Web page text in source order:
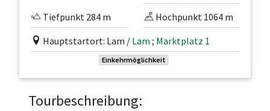
Tiefpunkt 284 m
Hochpunkt 1064 m
Hauptstartort: Lam / Lam ; Marktplatz 1
Einkehrmöglichkeit
Tourbeschreibung: